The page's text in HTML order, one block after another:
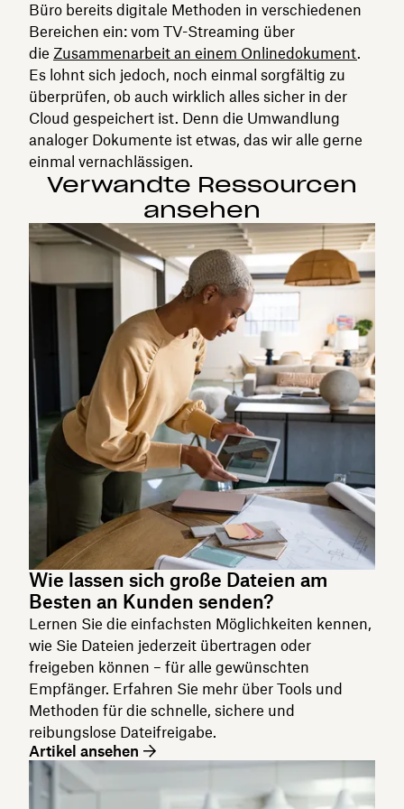
Büro bereits digitale Methoden in verschiedenen
Bereichen ein: vom TV-Streaming über
die Zusammenarbeit an einem Onlinedokument.
Es lohnt sich jedoch, noch einmal sorgfältig zu
überprüfen, ob auch wirklich alles sicher in der
Cloud gespeichert ist. Denn die Umwandlung
analoger Dokumente ist etwas, das wir alle gerne
einmal vernachlässigen.
Verwandte Ressourcen
ansehen
Wie lassen sich große Dateien am
Besten an Kunden senden?
Lernen Sie die einfachsten Möglichkeiten kennen,
wie Sie Dateien jederzeit übertragen oder
freigeben können – für alle gewünschten
Empfänger. Erfahren Sie mehr über Tools und
Methoden für die schnelle, sichere und
reibungslose Dateifreigabe.
Artikel ansehen